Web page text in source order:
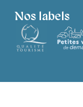
Nos labels